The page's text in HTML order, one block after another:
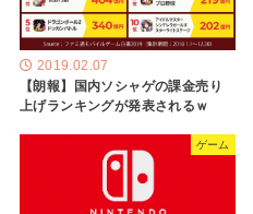
2019.02.07
【朗報】国内ソシャゲの課金売り
上げランキングが発表されるｗ
ゲーム